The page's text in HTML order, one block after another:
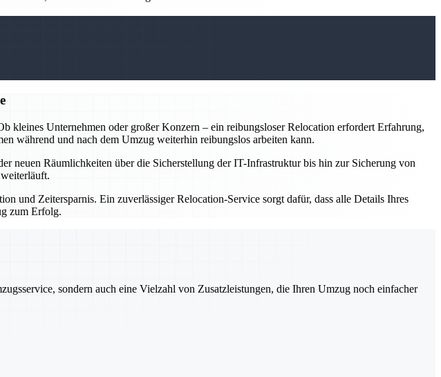
kleines Unternehmen oder großer Konzern – ein reibungsloser Relocation erfordert Erfahrung,
während und nach dem Umzug weiterhin reibungslos arbeiten kann.
neuen Räumlichkeiten über die Sicherstellung der IT-Infrastruktur bis hin zur Sicherung von
und Zeitersparnis. Ein zuverlässiger Relocation-Service sorgt dafür, dass alle Details Ihres
zum Erfolg.
sondern auch eine Vielzahl von Zusatzleistungen, die Ihren Umzug noch einfacher